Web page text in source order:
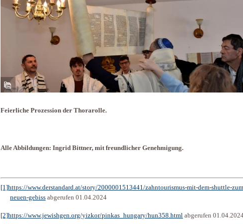
Feierliche Prozession der Thorarolle.
Alle Abbildungen: Ingrid Bittner, mit freundlicher Genehmigung.
[1]https://www.derstandard.at/story/2000001513441/zahntourismus-mit-dem-shuttle-
neuen-gebiss abgerufen 01.04.2024
[2]https://www.jewishgen.org/yizkor/pinkas_hungary/hun358.html abgerufen